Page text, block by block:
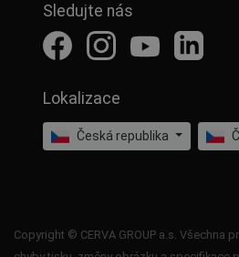
Sledujte nás
Lokalizace
Česká republika
Copyright © CERVA GROUP a.s. Všechna